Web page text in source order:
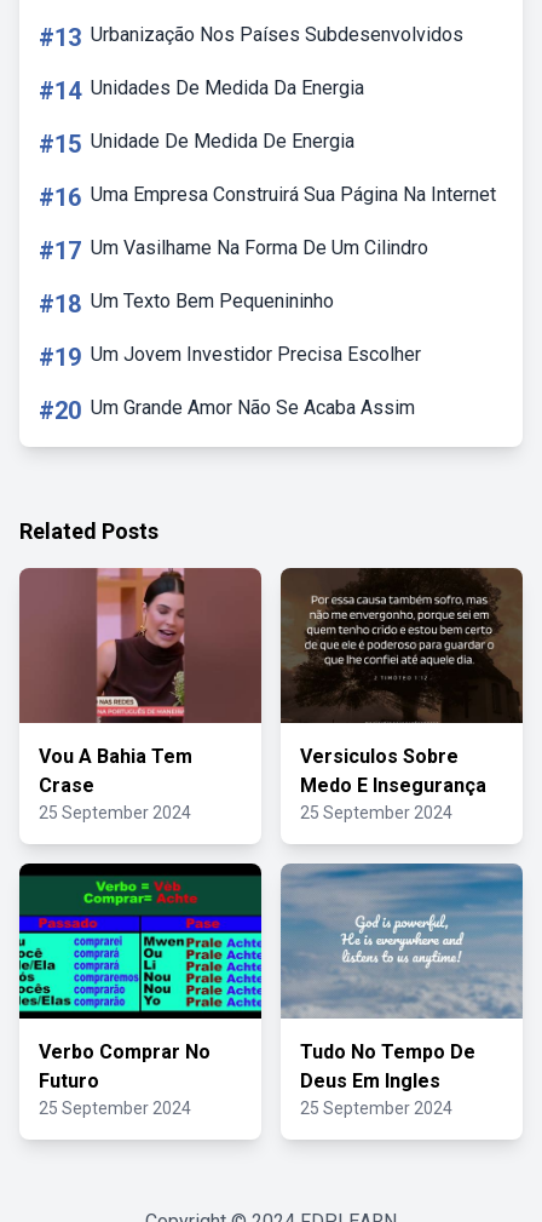
#13 Urbanização Nos Países Subdesenvolvidos
#14 Unidades De Medida Da Energia
#15 Unidade De Medida De Energia
#16 Uma Empresa Construirá Sua Página Na Internet
#17 Um Vasilhame Na Forma De Um Cilindro
#18 Um Texto Bem Pequenininho
#19 Um Jovem Investidor Precisa Escolher
#20 Um Grande Amor Não Se Acaba Assim
Related Posts
Vou A Bahia Tem
Crase
25 September 2024
Versiculos Sobre
Medo E Insegurança
25 September 2024
Verbo Comprar No
Futuro
25 September 2024
Tudo No Tempo De
Deus Em Ingles
25 September 2024